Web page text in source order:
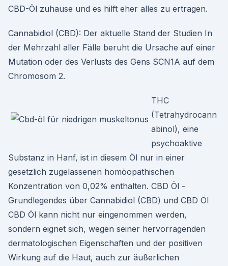
CBD-Öl zuhause und es hilft eher alles zu ertragen.
Cannabidiol (CBD): Der aktuelle Stand der Studien In
der Mehrzahl aller Fälle beruht die Ursache auf einer
Mutation oder des Verlusts des Gens SCN1A auf dem
Chromosom 2.
THC
(Tetrahydrocann
abinol), eine
psychoaktive
Substanz in Hanf, ist in diesem Öl nur in einer
gesetzlich zugelassenen homöopathischen
Konzentration von 0,02% enthalten. CBD Öl -
Grundlegendes über Cannabidiol (CBD) und CBD Öl
CBD Öl kann nicht nur eingenommen werden,
sondern eignet sich, wegen seiner hervorragenden
dermatologischen Eigenschaften und der positiven
Wirkung auf die Haut, auch zur äußerlichen